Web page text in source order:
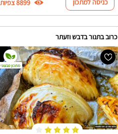
8899 צפיות
כרוב בתנור בדבש וזעתר
מתכון טבעוני